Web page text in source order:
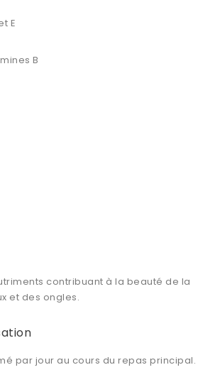
E
B
contribuant à la beauté de la
et des ongles.
par jour au cours du repas principal.